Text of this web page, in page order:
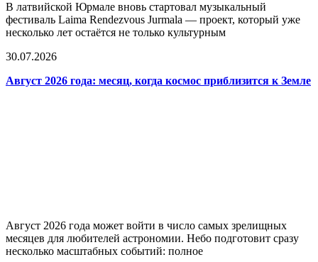
В латвийской Юрмале вновь стартовал музыкальный
фестиваль Laima Rendezvous Jurmala — проект, который уже
несколько лет остаётся не только культурным
30.07.2026
Август 2026 года: месяц, когда космос приблизится к Земле
Август 2026 года может войти в число самых зрелищных
месяцев для любителей астрономии. Небо подготовит сразу
несколько масштабных событий: полное